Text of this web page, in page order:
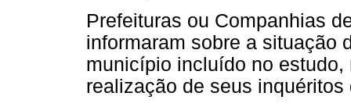
Prefeituras ou Companhias
informaram sobre a situação
município incluído no
realização de seus